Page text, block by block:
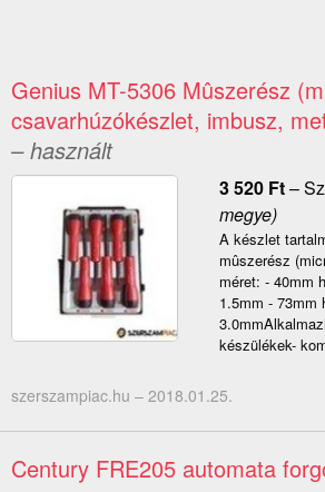
Genius MT-5306 Mûszerész
csavarhúzókészlet, imbusz,
– használt
3 520 Ft–
megye)
A készlet
mûszerész
méret: - 40mm
1.5mm - 73mm
készülékek-
szerszampiac.hu – 2018.01.25.
Century FRE205 automata